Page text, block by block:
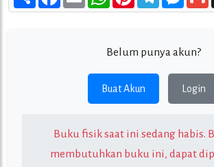
Belum punya akun?
Buat Akun Login
Buku fisik saat ini sedang habis.
membutuhkan buku ini, dapat